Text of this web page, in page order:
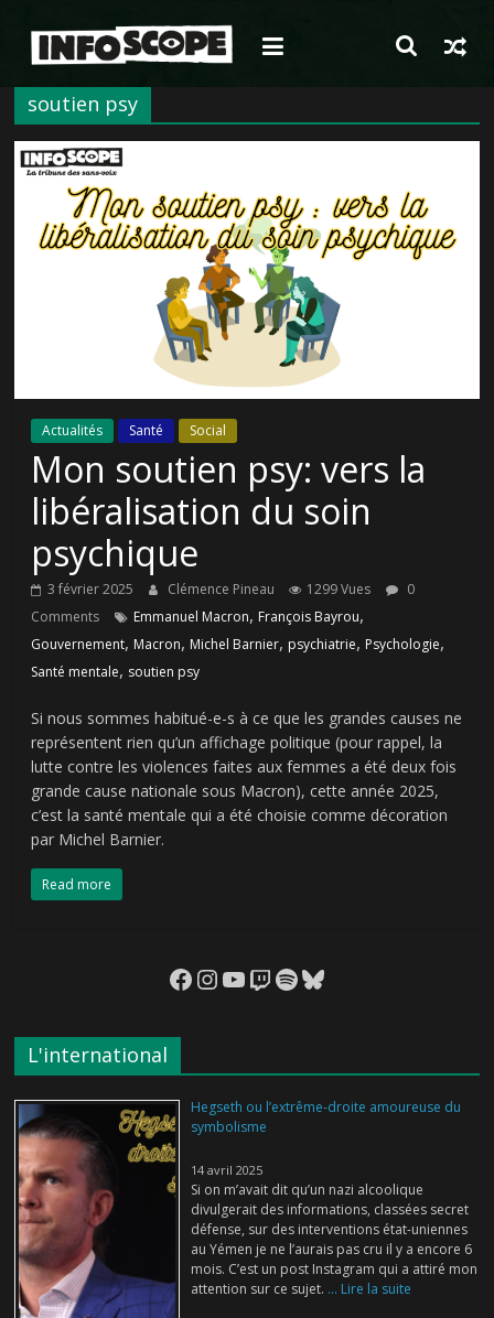
contenu
soutien psy
Actualités Santé Social
Mon soutien psy: vers la
libéralisation du soin
psychique
3 février 2025 Clémence Pineau 1299 Vues
0
Comments
Emmanuel Macron, François Bayrou,
Gouvernement, Macron, Michel Barnier, psychiatrie, Psychologie,
Santé mentale, soutien psy
Si nous sommes habitué-e-s à ce que les grandes causes ne
représentent rien qu’un affichage politique (pour rappel, la
lutte contre les violences faites aux femmes a été deux fois
grande cause nationale sous Macron), cette année 2025,
c’est la santé mentale qui a été choisie comme décoration
par Michel Barnier.
Read more
Facebook
Instagram
YouTube
Twitch
Spotify
Bluesky
L'international
Hegseth ou l’extrême-droite amoureuse du
symbolisme
14 avril 2025
Si on m’avait dit qu’un nazi alcoolique
divulgerait des informations, classées secret
défense, sur des interventions état-uniennes
au Yémen je ne l’aurais pas cru il y a encore 6
mois. C’est un post Instagram qui a attiré mon
attention sur ce sujet. ... Lire la suite